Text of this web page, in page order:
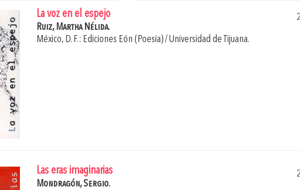
La voz en el espejo
Ruiz, Martha Nélida.
México, D. F.: Ediciones Eón (Poesía) / Universidad de Tijuana.
Las eras imaginarias
Mondragón, Sergio.